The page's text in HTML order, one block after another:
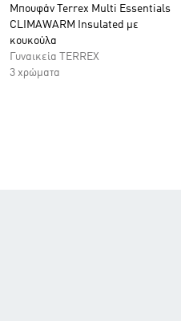
Μπουφάν Terrex Multi Essentials
CLIMAWARM Insulated με
κουκούλα
Γυναικεία TERREX
3 χρώματα